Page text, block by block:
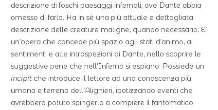
descrizione di foschi paesaggi infernali, ove Dante abbia
omesso di farlo. Ha in sè una più attuale e dettagliata
descrizione delle creature maligne, quando necessario. E’
un’opera che concede più spazio agli stati d’animo, ai
sentimenti e alle introspezioni di Dante, nello scoprire le
suggestive pene che nell’Inferno si espiano. Possiede un
incipitche introduce il lettore ad una conoscenza più
umana e terrena dell’Alighieri, ipotizzando eventi che
avrebbero potuto spingerlo a compiere il fantomatico